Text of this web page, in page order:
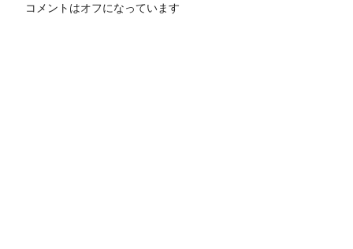
コメントはオフになっています